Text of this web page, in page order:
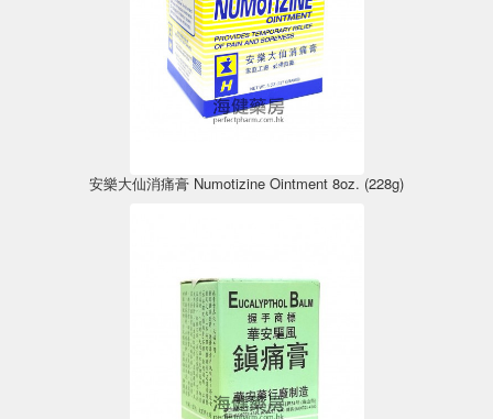
安樂大仙消痛膏 Numotizine Ointment 8oz. (228g)